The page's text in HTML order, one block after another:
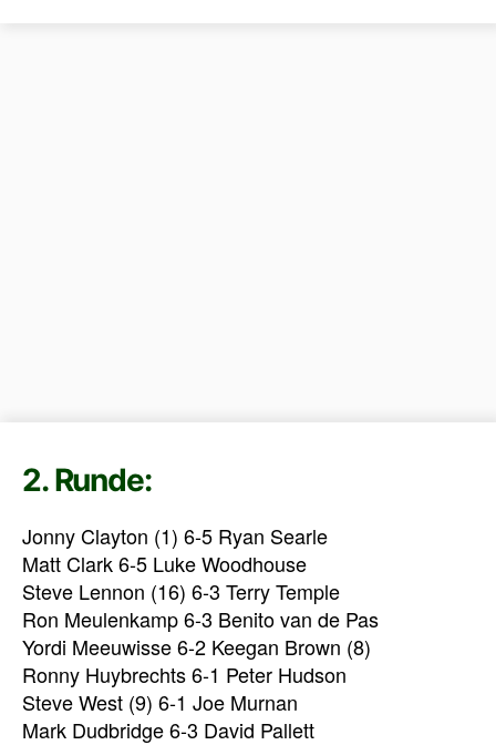
2. Runde:
Jonny Clayton (1) 6-5 Ryan Searle
Matt Clark 6-5 Luke Woodhouse
Steve Lennon (16) 6-3 Terry Temple
Ron Meulenkamp 6-3 Benito van de Pas
Yordi Meeuwisse 6-2 Keegan Brown (8)
Ronny Huybrechts 6-1 Peter Hudson
Steve West (9) 6-1 Joe Murnan
Mark Dudbridge 6-3 David Pallett